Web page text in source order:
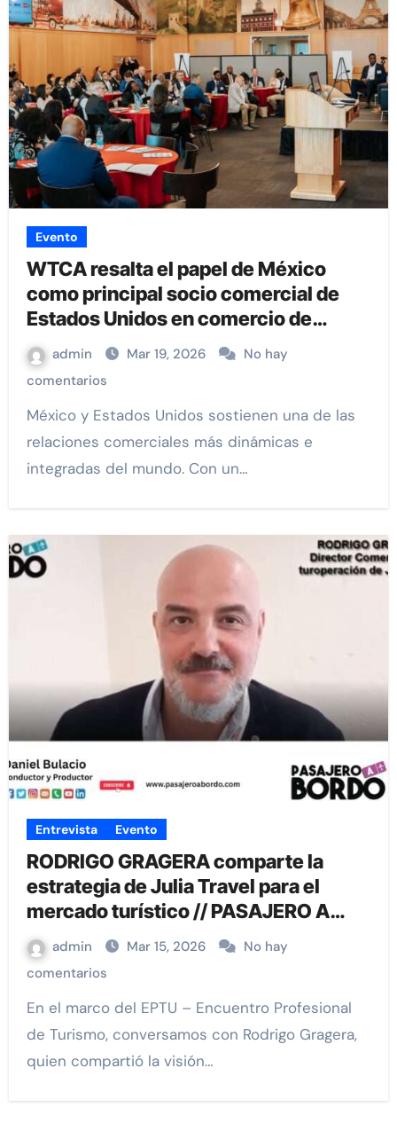
Evento
WTCA resalta el papel de México
como principal socio comercial de
Estados Unidos en comercio de
bienes.
admin Mar 19, 2026
No hay
comentarios
México y Estados Unidos sostienen una de las
relaciones comerciales más dinámicas e
integradas del mundo. Con un…
Entrevista Evento
RODRIGO GRAGERA comparte la
estrategia de Julia Travel para el
mercado turístico // PASAJERO A
BORDO
admin Mar 15, 2026
No hay
comentarios
En el marco del EPTU – Encuentro Profesional
de Turismo, conversamos con Rodrigo Gragera,
quien compartió la visión…